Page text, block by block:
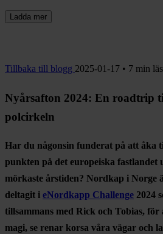
Ladda mer
Tillbaka till blogg 2025-01-17 • 7 min
Nyårsafton 2024: En roadtrip
polcirkeln
Har du någonsin funderat på att åka
punkten på det europeiska fastlandet
mörkaste årstiden? Nordkap i Norge
deltagit i eNordkapp Challenge 2024
tillsammans med Rick och Tobias,
magi, se renar korsa våra vägar och